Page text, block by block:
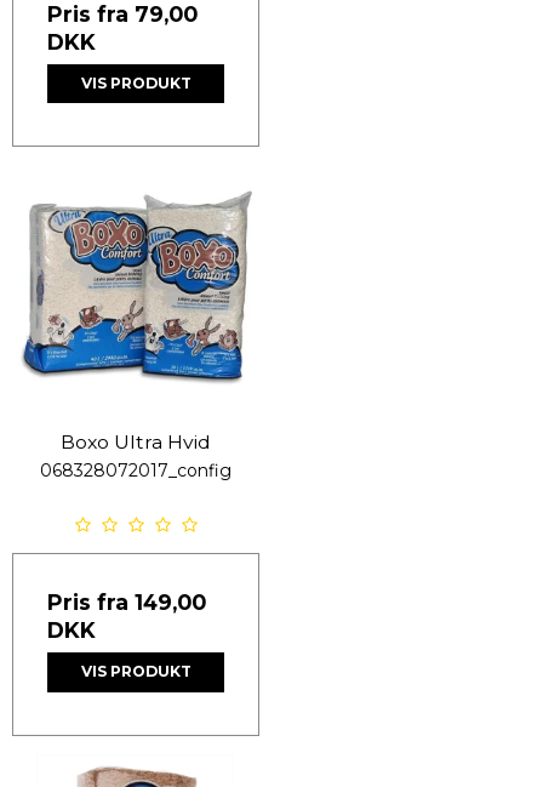
Pris fra 79,00
DKK
VIS PRODUKT
Boxo Ultra Hvid
068328072017_config
Pris fra 149,00
DKK
VIS PRODUKT